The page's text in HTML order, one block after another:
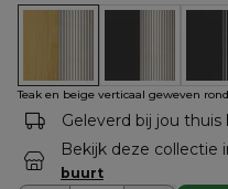
Zwart
Teak en beige verticaal geweven
Geleverd bij jou thuis
Bekijk deze collectie
buurt